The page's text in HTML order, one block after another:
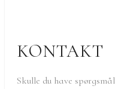
KONTAKT
Skulle du have